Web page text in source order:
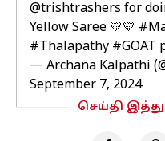
@trishtrashers for
Yellow Saree 💛💛
#Thalapathy #GOAT
— Archana Kalpathi
September 7, 2024
செய்தி